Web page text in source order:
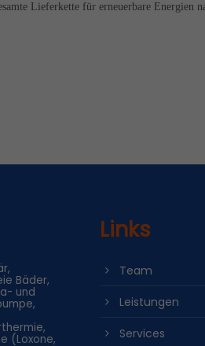
Lieferkette für erneuerbare Energien
Bäder,
und
(Loxone,
Links
Team
Leistungen
Services